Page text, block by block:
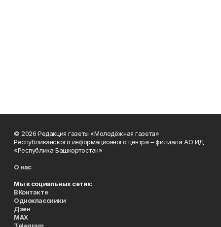
© 2026 Редакция газеты «Молодёжная газета»
Республиканского информационного центра – филиала АО ИД
«Республика Башкортостан»
О нас
Мы в социальных сетях:
ВКонтакте
Одноклассники
Дзен
MAX